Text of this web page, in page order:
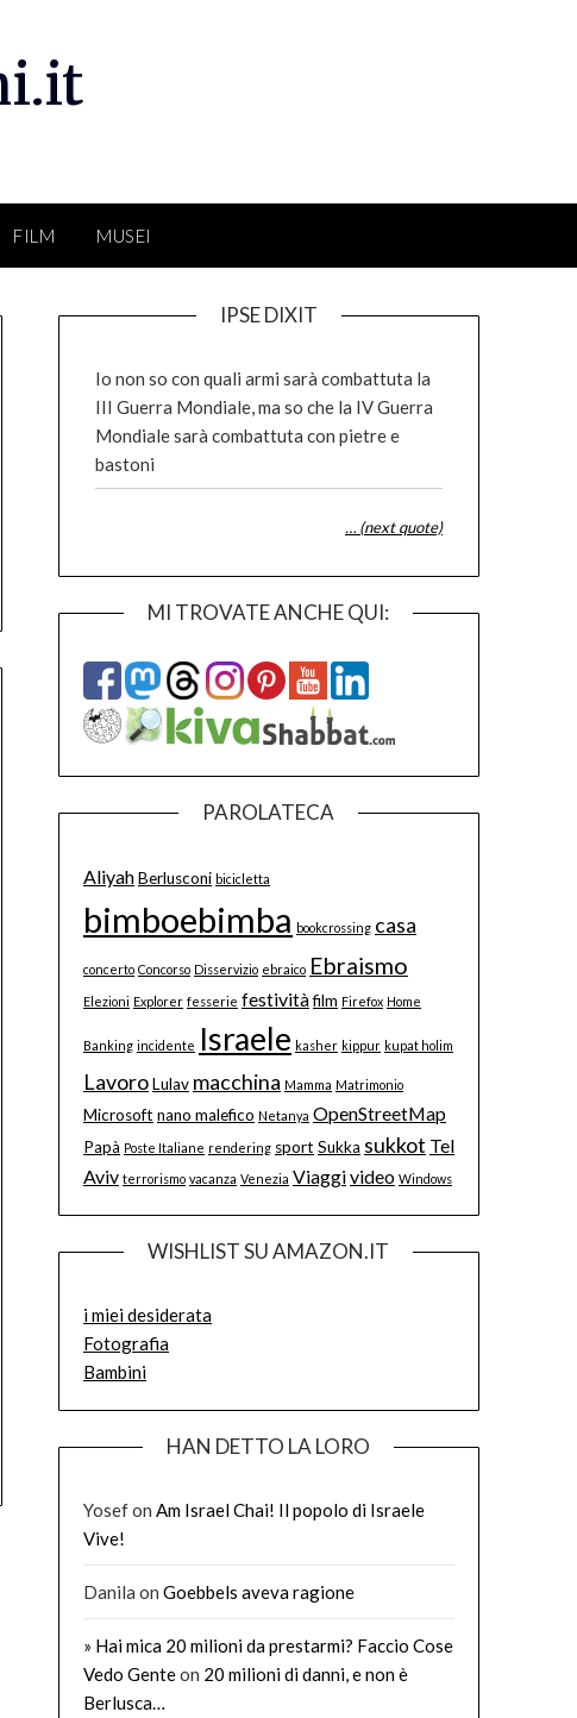
FILM MUSEI
IPSE DIXIT
Io non so con quali armi sarà combattuta la
III Guerra Mondiale, ma so che la IV Guerra
Mondiale sarà combattuta con pietre e
bastoni
… (next quote)
MI TROVATE ANCHE QUI:
PAROLATECA
AliyahBerlusconi bicicletta
bimboebimba bookcrossing casa
concerto Concorso Disservizio ebraico Ebraismo
Elezioni Explorer fesserie festivitàfilm Firefox Home
Banking incidente Israele kasher kippur kupat holim
LavoroLulav macchina Mamma Matrimonio
Microsoft nano malefico Netanya OpenStreetMap
Papà Poste Italiane rendering sport Sukka sukkot Tel
Aviv terrorismo vacanza Venezia Viaggivideo Windows
WISHLIST SU AMAZON.IT
i miei desiderata
Fotografia
Bambini
HAN DETTO LA LORO
Yosefon Am Israel Chai! Il popolo di Israele
Vive!
Danila on Goebbels aveva ragione
» Hai mica 20 milioni da prestarmi? Faccio Cose
Vedo Genteon 20 milioni di danni, e non è
Berlusca…